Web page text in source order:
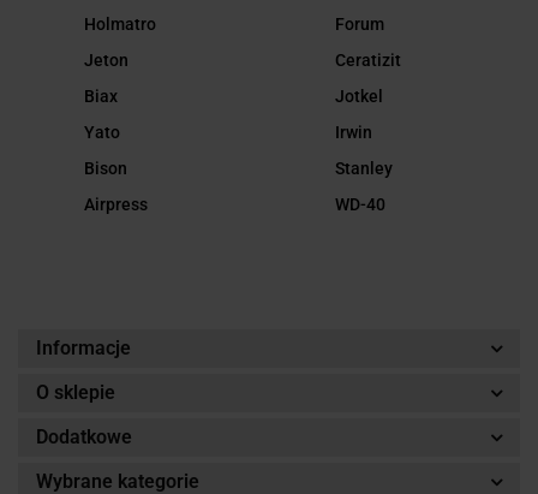
Holmatro
Jeton
Biax
Yato
Bison
Airpress
Forum
Ceratizit
Jotkel
Irwin
Stanley
WD-40
Informacje
O sklepie
Dodatkowe
Wybrane kategorie